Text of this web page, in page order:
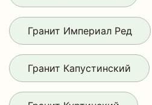
Гранит Империал Ред
Гранит Капустинский